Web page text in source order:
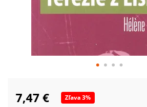
7,47 € Zľava3%